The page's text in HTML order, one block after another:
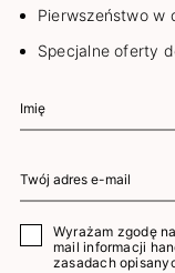
Pierwszeństwo w
Specjalne oferty
Wyrażam zgodę
mail informacji
zasadach